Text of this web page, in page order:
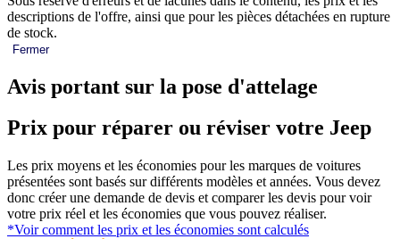
descriptions de l'offre, ainsi que pour les pièces détachées en rupture
de stock.
Fermer
Avis portant sur la pose d'attelage
Prix pour réparer ou réviser votre Jeep
Les prix moyens et les économies pour les marques de voitures
présentées sont basés sur différents modèles et années. Vous devez
donc créer une demande de devis et comparer les devis pour voir
votre prix réel et les économies que vous pouvez réaliser.
*Voir comment les prix et les économies sont calculés